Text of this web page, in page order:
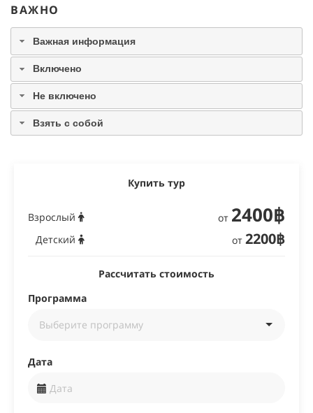
ВАЖНО
Важная информация
Включено
Не включено
Взять с собой
Купить тур
Взрослый
Детский
от 2400฿
от 2200฿
Рассчитать стоимость
Программа
Дата